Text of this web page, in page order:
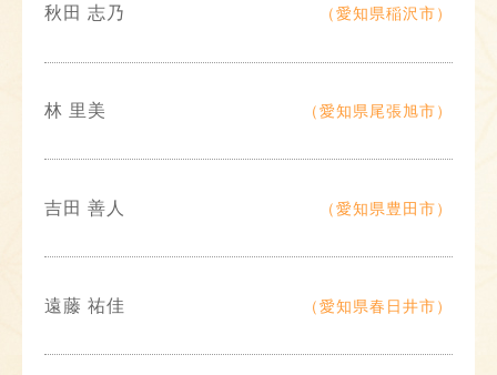
秋田 志乃 （愛知県稲沢市）
林 里美 （愛知県尾張旭市）
吉田 善人 （愛知県豊田市）
遠藤 祐佳 （愛知県春日井市）